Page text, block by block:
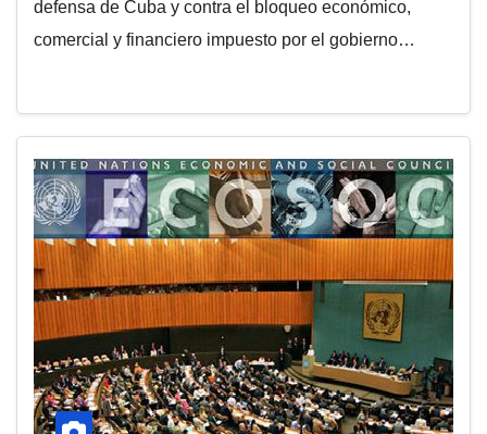
defensa de Cuba y contra el bloqueo económico,
comercial y financiero impuesto por el gobierno…